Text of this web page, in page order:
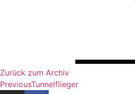
Zurück zum Archiv
PreviousTunnelflieger